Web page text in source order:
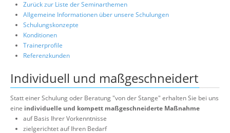
Zurück zur Liste der Seminarthemen
Allgemeine Informationen über unsere Schulungen
Schulungskonzepte
Konditionen
Trainerprofile
Referenzkunden
Individuell und maßgeschneidert
Statt einer Schulung oder Beratung "von der Stange" erhalten Sie bei uns
eine individuelle und kompett maßgeschneiderte Maßnahme
auf Basis Ihrer Vorkenntnisse
zielgerichtet auf Ihren Bedarf